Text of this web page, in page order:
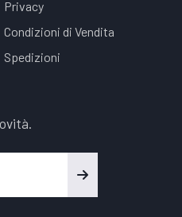
Privacy
Condizioni di Vendita
Spedizioni